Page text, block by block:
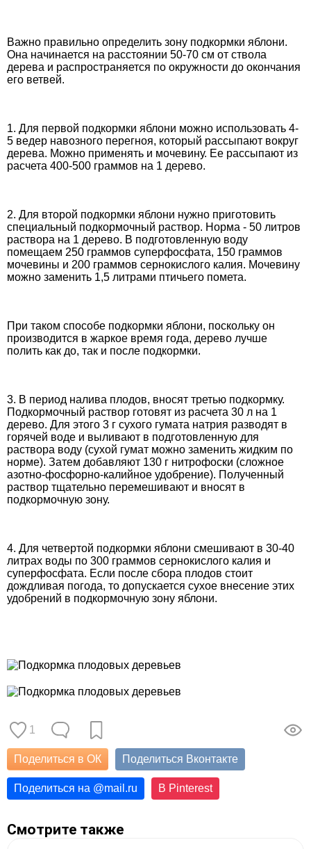
Важно правильно определить зону подкормки яблони.
Она начинается на расстоянии 50-70 см от ствола
дерева и распространяется по окружности до окончания
его ветвей.
1. Для первой подкормки яблони можно использовать 4-
5 ведер навозного перегноя, который рассыпают вокруг
дерева. Можно применять и мочевину. Ее рассыпают из
расчета 400-500 граммов на 1 дерево.
2. Для второй подкормки яблони нужно приготовить
специальный подкормочный раствор. Норма - 50 литров
раствора на 1 дерево. В подготовленную воду
помещаем 250 граммов суперфосфата, 150 граммов
мочевины и 200 граммов сернокислого калия. Мочевину
можно заменить 1,5 литрами птичьего помета.
При таком способе подкормки яблони, поскольку он
производится в жаркое время года, дерево лучше
полить как до, так и после подкормки.
3. В период налива плодов, вносят третью подкормку.
Подкормочный раствор готовят из расчета 30 л на 1
дерево. Для этого 3 г сухого гумата натрия разводят в
горячей воде и выливают в подготовленную для
раствора воду (сухой гумат можно заменить жидким по
норме). Затем добавляют 130 г нитрофоски (сложное
азотно-фосфорно-калийное удобрение). Полученный
раствор тщательно перемешивают и вносят в
подкормочную зону.
4. Для четвертой подкормки яблони смешивают в 30-40
литрах воды по 300 граммов сернокислого калия и
суперфосфата. Если после сбора плодов стоит
дождливая погода, то допускается сухое внесение этих
удобрений в подкормочную зону яблони.
1
Поделиться в ОК Поделиться Вконтакте
Поделиться на @mail.ru В Pinterest
Смотрите также